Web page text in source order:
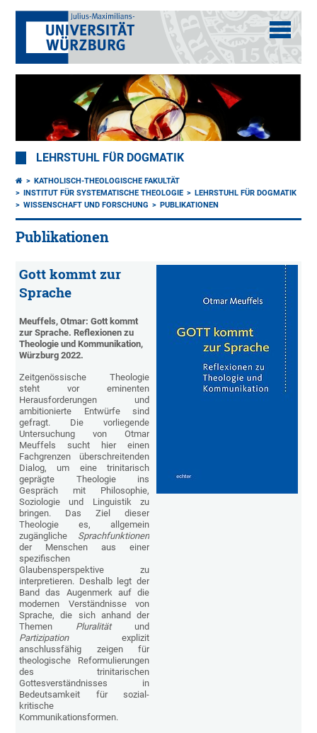
LEHRSTUHL FÜR DOGMATIK
KATHOLISCH-THEOLOGISCHE FAKULTÄT
INSTITUT FÜR SYSTEMATISCHE THEOLOGIE
LEHRSTUHL FÜR DOGMATIK
WISSENSCHAFT UND FORSCHUNG
PUBLIKATIONEN
Publikationen
Gott kommt zur
Sprache
Meuffels, Otmar: Gott kommt
zur Sprache. Reflexionen zu
Theologie und Kommunikation,
Würzburg 2022.
Zeitgenössische Theologie
steht vor eminenten
Herausforderungen und
ambitionierte Entwürfe sind
gefragt. Die vorliegende
Untersuchung von Otmar
Meuffels sucht hier einen
Fachgrenzen überschreitenden
Dialog, um eine trinitarisch
geprägte Theologie ins
Gespräch mit Philosophie,
Soziologie und Linguistik zu
bringen. Das Ziel dieser
Theologie es, allgemein
zugängliche Sprachfunktionen
der Menschen aus einer
spezifischen
Glaubensperspektive zu
interpretieren. Deshalb legt der
Band das Augenmerk auf die
modernen Verständnisse von
Sprache, die sich anhand der
Themen Pluralitätund
Partizipation explizit
anschlussfähig zeigen für
theologische Reformulierungen
des trinitarischen
Gottesverständnisses in
Bedeutsamkeit für sozial-
kritische
Kommunikationsformen.